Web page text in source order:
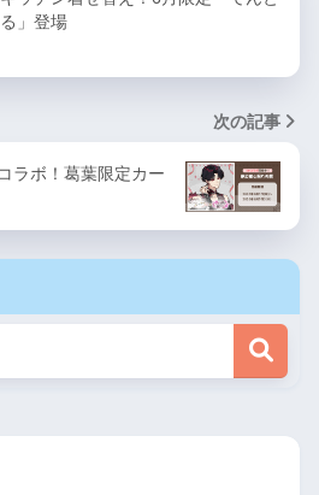
」登場
次の記事
ラボ！葛葉限定カー